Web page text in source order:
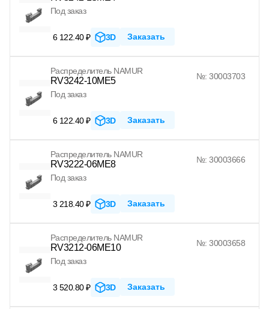
Под заказ
6 122.40 ₽ 3D Заказать
Распределитель NAMUR
RV3242-10ME5
№: 30003703
Под заказ
6 122.40 ₽ 3D Заказать
Распределитель NAMUR
RV3222-06ME8
№: 30003666
Под заказ
3 218.40 ₽ 3D Заказать
Распределитель NAMUR
RV3212-06ME10
№: 30003658
Под заказ
3 520.80 ₽ 3D Заказать